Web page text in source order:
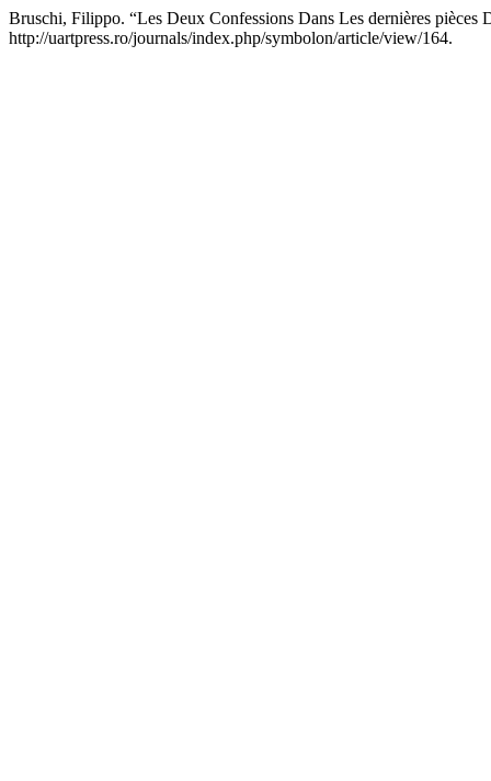
Bruschi, Filippo. “Les Deux Confessions Dans Les dernières
http://uartpress.ro/journals/index.php/symbolon/article/view/164.